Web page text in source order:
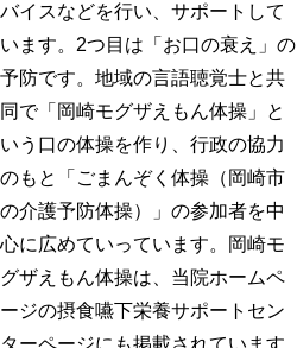
バイスなどを行い、サポートして
います。2つ目は「お口の衰え」の
予防です。地域の言語聴覚士と共
同で「岡崎モグザえもん体操」と
いう口の体操を作り、行政の協力
のもと「ごまんぞく体操（岡崎市
の介護予防体操）」の参加者を中
心に広めていっています。岡崎モ
グザえもん体操は、当院ホームペ
ージの摂食嚥下栄養サポートセン